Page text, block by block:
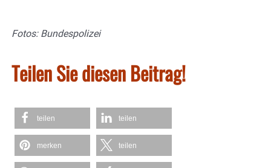
Fotos: Bundespolizei
Teilen Sie diesen Beitrag!
teilen teilen
merken teilen